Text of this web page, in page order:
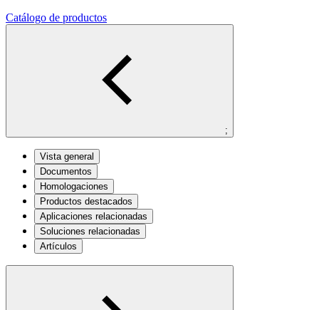
Catálogo de productos
;
Vista general
Documentos
Homologaciones
Productos destacados
Aplicaciones relacionadas
Soluciones relacionadas
Artículos